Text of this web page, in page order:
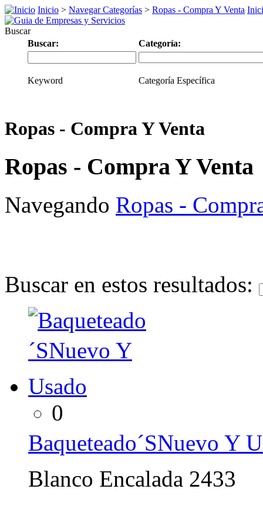
Inicio > Navegar Categorías > Ropas - Compra Y Venta
Buscar
Buscar:
Categoría:
Keyword Categoría Específica
Ropas - Compra Y Venta
Ropas - Compra Y Venta
Navegando Ropas -
Buscar en estos resultados:
0
Baqueteado´SNuevo Y
Blanco Encalada 2433